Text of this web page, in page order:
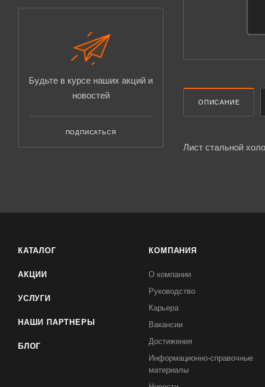
ОПИСАНИЕ
Лист стальной
Будьте в курсе наших акций и
новостей
ПОДПИСАТЬСЯ
КАТАЛОГ
АКЦИИ
УСЛУГИ
НАШИ ПАРТНЕРЫ
БЛОГ
КОМПАНИЯ
О компании
Руководство
Карьера
Вакансии
Достижения
Информационно-справочные
материалы